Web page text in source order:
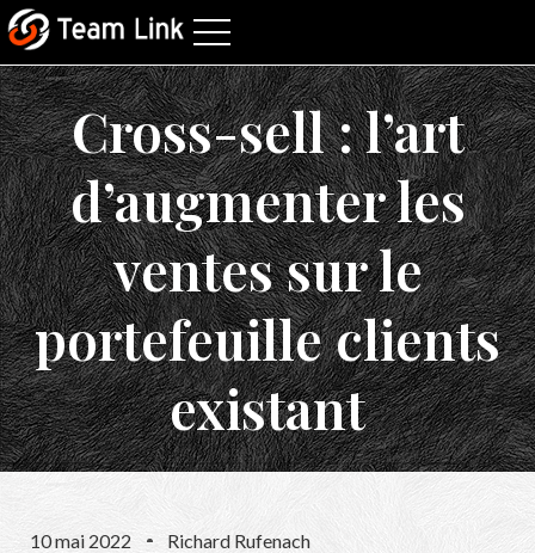
Cross-sell : l’art
d’augmenter les
ventes sur le
portefeuille clients
existant
10 mai 2022 Richard Rufenach